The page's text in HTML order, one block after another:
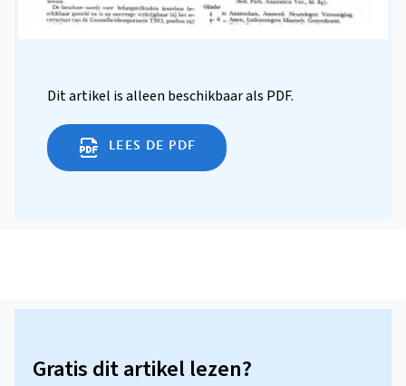
Dit artikel is alleen beschikbaar als PDF.
LEES DE PDF
Gratis dit artikel lezen?